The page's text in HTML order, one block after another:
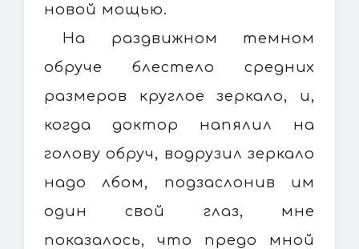
новой мощью.
На раздвижном темном
обруче блестело средних
размеров круглое зеркало, и,
когда доктор напялил на
голову обруч, водрузил зеркало
надо лбом, подзаслонив им
один свой глаз, мне
показалось, что предо мной